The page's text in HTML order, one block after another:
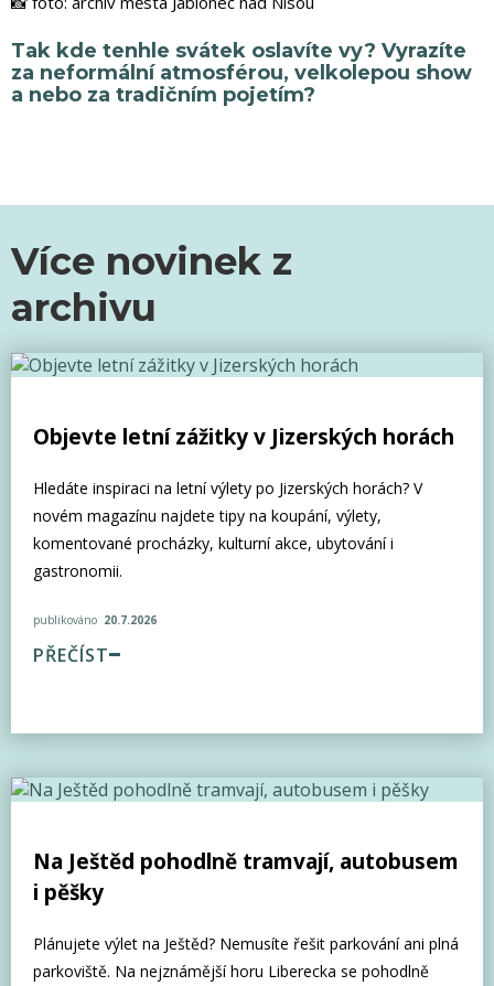
Tak kde tenhle svátek oslavíte vy? Vyrazíte
za neformální atmosférou, velkolepou show
a nebo za tradičním pojetím?
Více novinek z
archivu
Objevte letní zážitky v Jizerských horách
Hledáte inspiraci na letní výlety po Jizerských horách? V
novém magazínu najdete tipy na koupání, výlety,
komentované procházky, kulturní akce, ubytování i
gastronomii.
publikováno 20.7.2026
PŘEČÍST
Na Ještěd pohodlně tramvají, autobusem
i pěšky
Plánujete výlet na Ještěd? Nemusíte řešit parkování ani plná
parkoviště. Na nejznámější horu Liberecka se pohodlně